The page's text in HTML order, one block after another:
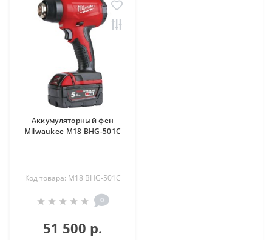
Аккумуляторный фен
Milwaukee M18 BHG-501C
Код товара: M18 BHG-501C
0
51 500 р.